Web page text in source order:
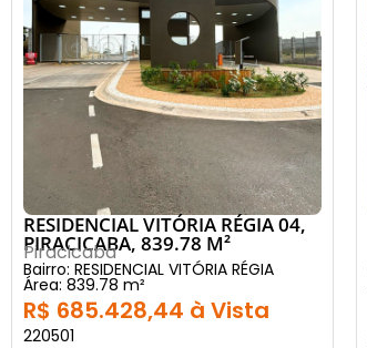
RESIDENCIAL VITÓRIA RÉGIA 04,
PIRACICABA, 839.78 M²
Piracicaba
Bairro: RESIDENCIAL VITÓRIA RÉGIA
Área: 839.78 m²
R$ 685.428,44 à Vista
220501